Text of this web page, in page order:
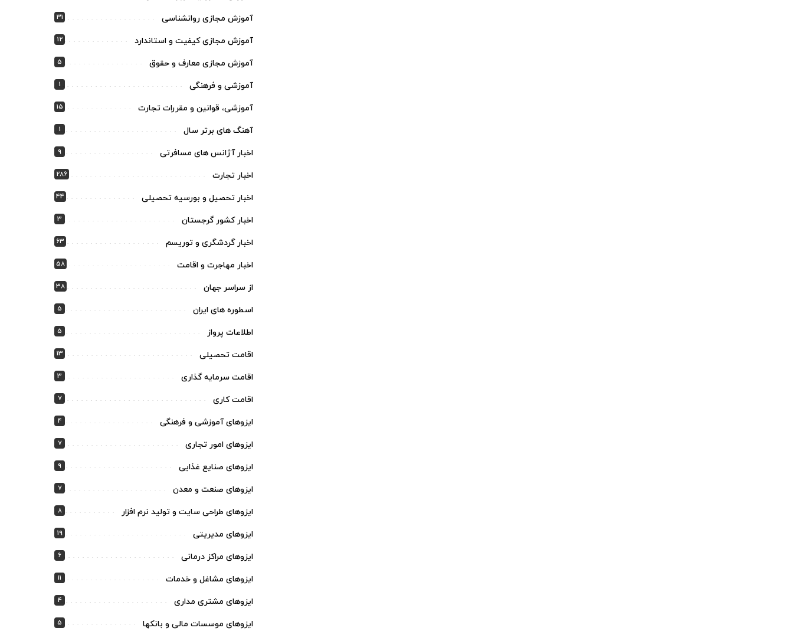
آموزش مجازی روانشناسی 31
آموزش مجازی کیفیت و استاندارد 12
آموزش مجازی معارف و حقوق 5
آموزشی و فرهنگی 1
آموزشی، قوانین و مقررات تجارت 15
آهنگ های برتر سال 1
اخبار آژانس های مسافرتی 9
اخبار تجارت 286
اخبار تحصیل و بورسیه تحصیلی 44
اخبار کشور گرجستان 3
اخبار گردشگری و توریسم 63
اخبار مهاجرت و اقامت 58
از سراسر جهان 38
اسطوره های ایران 5
اطلاعات پرواز 5
اقامت تحصیلی 13
اقامت سرمایه گذاری 3
اقامت کاری 7
ایزوهای آموزشی و فرهنگی 4
ایزوهای امور تجاری 7
ایزوهای صنایع غذایی 9
ایزوهای صنعت و معدن 7
ایزوهای طراحی سایت و تولید نرم افزار 8
ایزوهای مدیریتی 19
ایزوهای مراکز درمانی 6
ایزوهای مشاغل و خدمات 11
ایزوهای مشتری مداری 4
ایزوهای موسسات مالی و بانکها 5